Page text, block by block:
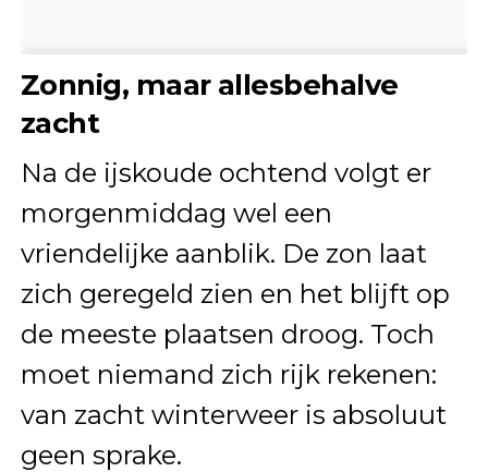
Zonnig, maar allesbehalve
zacht
Na de ijskoude ochtend volgt er
morgenmiddag wel een
vriendelijke aanblik. De zon laat
zich geregeld zien en het blijft op
de meeste plaatsen droog. Toch
moet niemand zich rijk rekenen:
van zacht winterweer is absoluut
geen sprake.